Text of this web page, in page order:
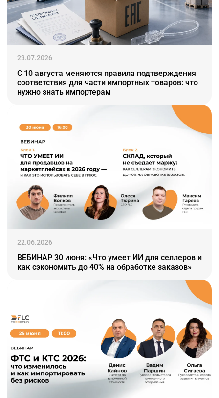
23.07.2026
С 10 августа меняются правила подтверждения
соответствия для части импортных товаров: что
нужно знать импортерам
22.06.2026
ВЕБИНАР 30 июня: «Что умеет ИИ для селлеров и
как сэкономить до 40% на обработке заказов»